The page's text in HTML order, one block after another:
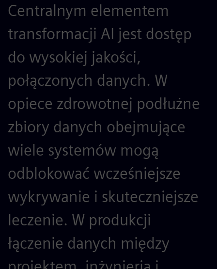
Centralnym elementem
transformacji AI jest dostęp
do wysokiej jakości,
połączonych danych. W
opiece zdrowotnej podłużne
zbiory danych obejmujące
wiele systemów mogą
odblokować wcześniejsze
wykrywanie i skuteczniejsze
leczenie. W produkcji
łączenie danych między